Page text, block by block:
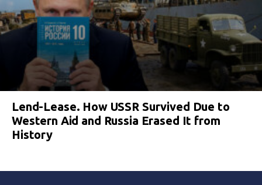
Lend-Lease. How USSR Survived Due to
Western Aid and Russia Erased It from
History